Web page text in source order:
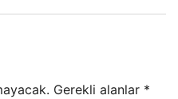
Gerekli alanlar *